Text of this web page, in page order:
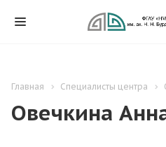
Главная Специалисты центра
Овечкина